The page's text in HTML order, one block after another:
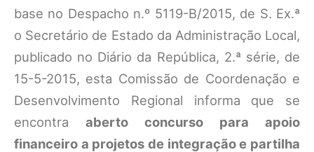
base no Despacho n.º 5119-B/2015, de S. Ex.ª
o Secretário de Estado da Administração Local,
publicado no Diário da República, 2.ª série, de
15-5-2015, esta Comissão de Coordenação e
Desenvolvimento Regional informa que se
encontra aberto concurso para apoio
financeiro a projetos de integração e partilha